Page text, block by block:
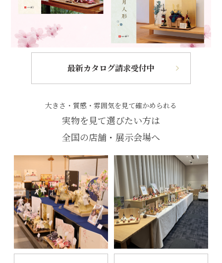
最新カタログ請求受付中
大きさ・質感・雰囲気を見て確かめられる
実物を見て選びたい方は
全国の店舗・展示会場へ